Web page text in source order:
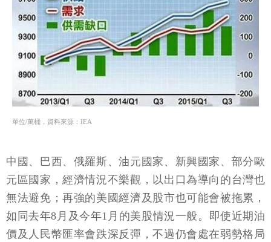
單位/萬桶，資料來源：IEA
中國、巴西、俄羅斯、油元國家、新興國家、部分歐
元區國家，經濟情況不樂觀，以出口為導向的台灣也
無法避免；再強的美國經濟及股市也可能會被拖累，
如同去年8月及今年1月的美股情況一般。即使近期油
價及人民幣匯率會跌深反彈，不過仍會處在弱勢格局